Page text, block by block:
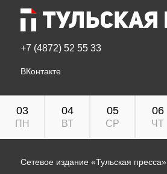
+7 (4872) 52 55 33
ВКонтакте
03
ПН
04
ВТ
05
СР
06
ЧТ
Сетевое издание «Тульская пресса»